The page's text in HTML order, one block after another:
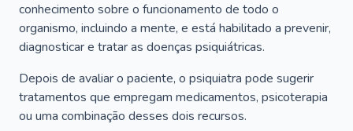
conhecimento sobre o funcionamento de todo o
organismo, incluindo a mente, e está habilitado a prevenir,
diagnosticar e tratar as doenças psiquiátricas.
Depois de avaliar o paciente, o psiquiatra pode sugerir
tratamentos que empregam medicamentos, psicoterapia
ou uma combinação desses dois recursos.